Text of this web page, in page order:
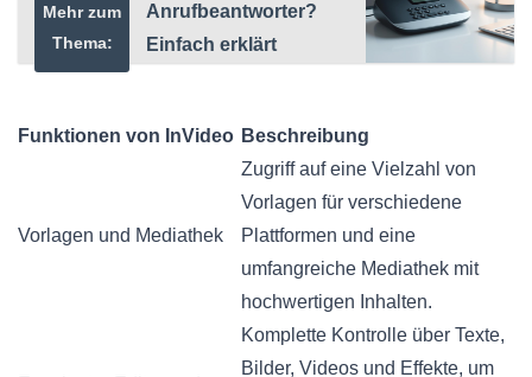
Mehr zum
Thema:
Anrufbeantworter?
Einfach erklärt
Funktionen von InVideo Beschreibung
Vorlagen und Mediathek
Zugriff auf eine Vielzahl von
Vorlagen für verschiedene
Plattformen und eine
umfangreiche Mediathek mit
hochwertigen Inhalten.
Komplette Kontrolle über Texte,
Bilder, Videos und Effekte, um